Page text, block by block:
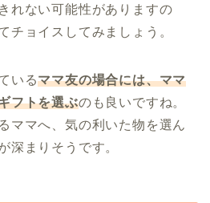
れない可能性がありますの
チョイスしてみましょう。
いるママ友の場合には、ママ
フトを選ぶのも良いですね。
ママへ、気の利いた物を選ん
深まりそうです。